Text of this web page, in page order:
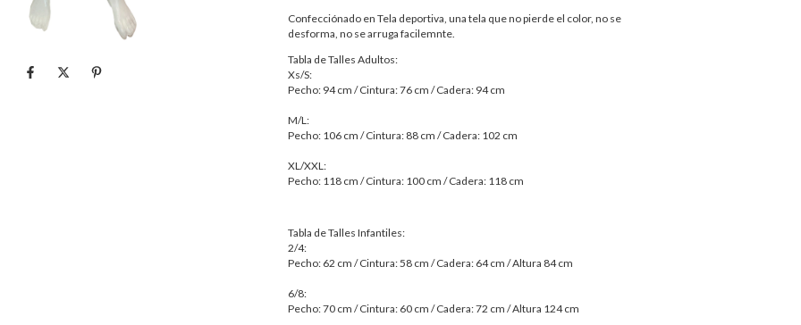
Confecciónado en Tela deportiva, una tela que no pierde el color, no se
desforma, no se arruga facilemnte.
Tabla de Talles Adultos:
Xs/S:
Pecho: 94 cm / Cintura: 76 cm / Cadera: 94 cm
M/L:
Pecho: 106 cm / Cintura: 88 cm / Cadera: 102 cm
XL/XXL:
Pecho: 118 cm / Cintura: 100 cm / Cadera: 118 cm
Tabla de Talles Infantiles:
2/4:
Pecho: 62 cm / Cintura: 58 cm / Cadera: 64 cm / Altura 84 cm
6/8:
Pecho: 70 cm / Cintura: 60 cm / Cadera: 72 cm / Altura 124 cm